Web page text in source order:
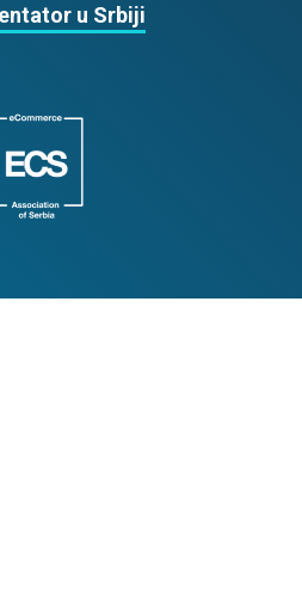
u Srbiji